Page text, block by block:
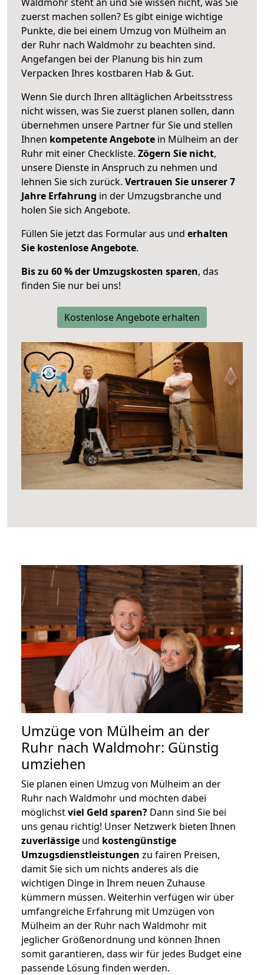
zuerst machen sollen? Es gibt einige wichtige
Punkte, die bei einem Umzug von Mülheim an
der Ruhr nach Waldmohr zu beachten sind.
Angefangen bei der Planung bis hin zum
Verpacken Ihres kostbaren Hab & Gut.
Wenn Sie durch Ihren alltäglichen Arbeitsstress
nicht wissen, was Sie zuerst planen sollen, dann
übernehmen unsere Partner für Sie und stellen
Ihnen kompetente Angebote in Mülheim an der
Ruhr mit einer Checkliste. Zögern Sie nicht,
unsere Dienste in Anspruch zu nehmen und
lehnen Sie sich zurück. Vertrauen Sie unserer 7
Jahre Erfahrung in der Umzugsbranche und
holen Sie sich Angebote.
Füllen Sie jetzt das Formular aus und erhalten
Sie kostenlose Angebote.
Bis zu 60 % der Umzugskosten sparen, das
finden Sie nur bei uns!
Kostenlose Angebote erhalten
Umzüge von Mülheim an der
Ruhr nach Waldmohr: Günstig
umziehen
Sie planen einen Umzug von Mülheim an der
Ruhr nach Waldmohr und möchten dabei
möglichstviel Geld sparen? Dann sind Sie bei
uns genau richtig! Unser Netzwerk bieten Ihnen
zuverlässige und kostengünstige
Umzugsdienstleistungen zu fairen Preisen,
damit Sie sich um nichts anderes als die
wichtigen Dinge in Ihrem neuen Zuhause
kümmern müssen. Weiterhin verfügen wir über
umfangreiche Erfahrung mit Umzügen von
Mülheim an der Ruhr nach Waldmohr mit
jeglicher Größenordnung und können Ihnen
somit garantieren, dass wir für jedes Budget eine
passende Lösung finden werden.